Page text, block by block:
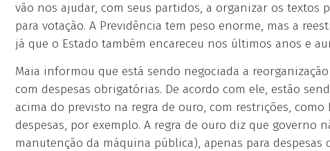
vão nos ajudar, com seus partidos, a organizar os
para votação. A Previdência tem peso enorme, mas a
já que o Estado também encareceu nos últimos anos e
Maia informou que está sendo negociada a
com despesas obrigatórias. De acordo com ele, estão
acima do previsto na regra de ouro, com restrições,
despesas, por exemplo. A regra de ouro diz que
manutenção da máquina pública), apenas para